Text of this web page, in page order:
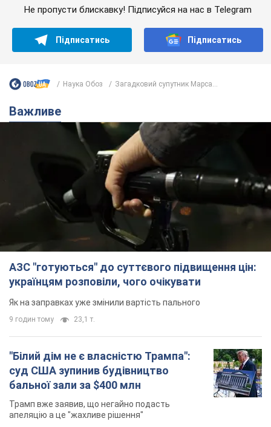
Не пропусти блискавку! Підписуйся на нас в Telegram
Підписатись Підписатись
Наука Обоз Загадковий супутник Марса...
Важливе
АЗС "готуються" до суттєвого підвищення цін:
українцям розповіли, чого очікувати
Як на заправках уже змінили вартість пального
9 годин тому 23,1 т.
"Білий дім не є власністю Трампа":
суд США зупинив будівництво
бальної зали за $400 млн
Трамп вже заявив, що негайно подасть
апеляцію а це "жахливе рішення"